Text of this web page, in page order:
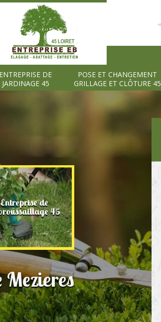
ENTREPRISE DE
JARDINAGE 45
POSE ET CHANGEMENT
GRILLAGE ET CLÔTURE 45
Entreprise de
45